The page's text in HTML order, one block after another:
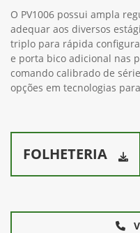
O PV1006 possui ampla
adequar aos diversos
triplo para rápida
e porta bico adicional nas
comando calibrado de
opções em tecnologias
FOLHETERIA